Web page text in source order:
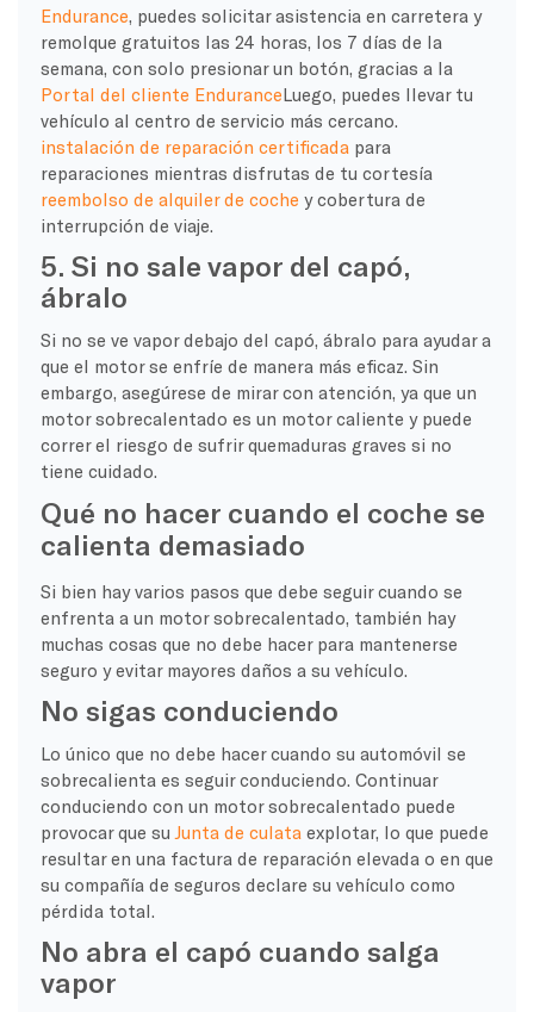
Endurance, puedes solicitar asistencia en carretera y
remolque gratuitos las 24 horas, los 7 días de la
semana, con solo presionar un botón, gracias a la
Portal del cliente EnduranceLuego, puedes llevar tu
vehículo al centro de servicio más cercano.
instalación de reparación certificadapara
reparaciones mientras disfrutas de tu cortesía
reembolso de alquiler de coche y cobertura de
interrupción de viaje.
5. Si no sale vapor del capó,
ábralo
Si no se ve vapor debajo del capó, ábralo para ayudar a
que el motor se enfríe de manera más eficaz. Sin
embargo, asegúrese de mirar con atención, ya que un
motor sobrecalentado es un motor caliente y puede
correr el riesgo de sufrir quemaduras graves si no
tiene cuidado.
Qué no hacer cuando el coche se
calienta demasiado
Si bien hay varios pasos que debe seguir cuando se
enfrenta a un motor sobrecalentado, también hay
muchas cosas que no debe hacer para mantenerse
seguro y evitar mayores daños a su vehículo.
No sigas conduciendo
Lo único que no debe hacer cuando su automóvil se
sobrecalienta es seguir conduciendo. Continuar
conduciendo con un motor sobrecalentado puede
provocar que su Junta de culataexplotar, lo que puede
resultar en una factura de reparación elevada o en que
su compañía de seguros declare su vehículo como
pérdida total.
No abra el capó cuando salga
vapor